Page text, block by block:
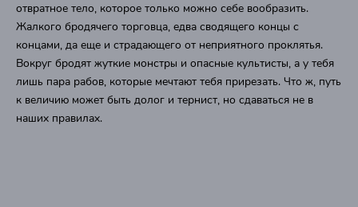
отвратное тело, которое только можно себе вообразить.
Жалкого бродячего торговца, едва сводящего концы с
концами, да еще и страдающего от неприятного проклятья.
Вокруг бродят жуткие монстры и опасные культисты, а у тебя
лишь пара рабов, которые мечтают тебя прирезать. Что ж, путь
к величию может быть долог и тернист, но сдаваться не в
наших правилах.